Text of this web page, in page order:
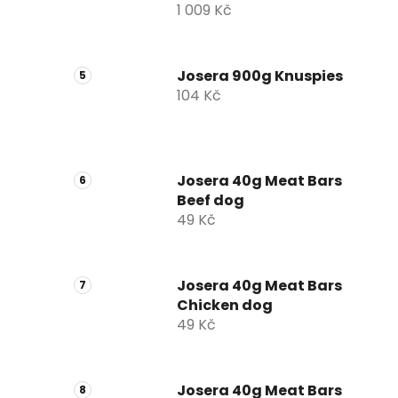
1 009 Kč
Josera 900g Knuspies
104 Kč
Josera 40g Meat Bars
Beef dog
49 Kč
Josera 40g Meat Bars
Chicken dog
49 Kč
Josera 40g Meat Bars